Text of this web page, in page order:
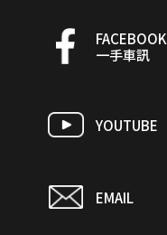
FACEBOOK
一手車訊
YOUTUBE
EMAIL